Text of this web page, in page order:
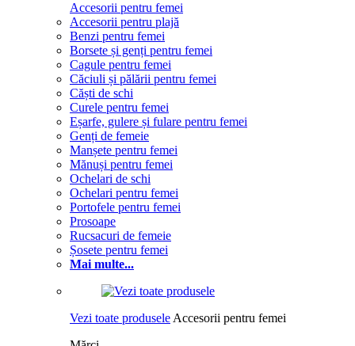
Accesorii pentru femei
Accesorii pentru plajă
Benzi pentru femei
Borsete și genți pentru femei
Cagule pentru femei
Căciuli și pălării pentru femei
Căști de schi
Curele pentru femei
Eșarfe, gulere și fulare pentru femei
Genți de femeie
Manșete pentru femei
Mănuși pentru femei
Ochelari de schi
Ochelari pentru femei
Portofele pentru femei
Prosoape
Rucsacuri de femeie
Șosete pentru femei
Mai multe...
Vezi toate produsele Accesorii pentru femei